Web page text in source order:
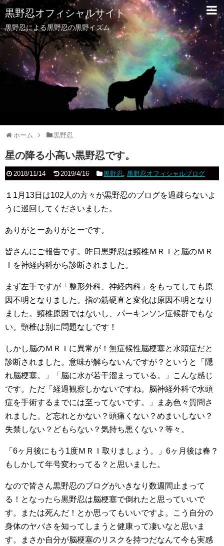
黒野忍オフィシャルサイト
黒野忍による黒野忍の黒野イズム
ホーム 黒野忍
星の降る小高い黒野忍です。
2018/11/14 2019/4/16 黒野忍,黒野忍オフィシャルブログ
１1月13日は102人の方々が黒野忍のブログを過疎らないよ
うに巡回してくださいました。
ありがとーありがとーです。
皆さんにご報告です。昨日黒野忍は頸椎ＭＲＩと脳のＭＲ
Ｉを神経内科から診断されました。
まず左手ですが「整形外科、神経内科」をもってしても原
因不明となりました。指の筋硬直と変化は原因不明となり
ました。頸椎原因ではないし、パーキンソン症候群でもな
い。頸椎は別に問題なしです！
しかし脳のＭＲＩに異常が！無症候性脳梗塞と水頭症だと
診断されました。意味が解らないんですが？というと「隠
れ脳梗塞。」「脳に水が若干溜まっている。」こんな感じ
です。ただ「経過観察しかないですね。脳神経外科で水頭
症を手術するまでには至ってないです。」まあ色々質問さ
れました。ど忘れとかない？頭痛くない？めまいしない？
失禁しない？どもらない？気持ち悪くない？等々。
「6ヶ月後にもう1度ＭＲＩ取りましょう。」6ヶ月後は春？
もしかして年号変わってる？と思いました。
なので皆さん黒野忍のブログがいきなり数週間止まって
る！となったら黒野忍は脳梗塞で倒れたと思っていいで
す。または死んだ！とか思ってもいいですよ。こう自分の
身体のヤバさを知ってしまうと健康って凄いなと思いま
す。まさか自分が脳梗塞のリスクを持つだなんて今も実感